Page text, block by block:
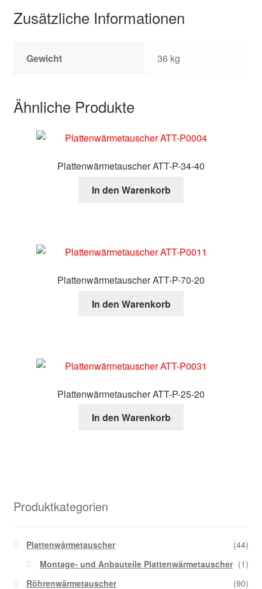
Zusätzliche Informationen
Gewicht 36 kg
Ähnliche Produkte
Plattenwärmetauscher ATT-P-34-40
In den Warenkorb
Plattenwärmetauscher ATT-P-70-20
In den Warenkorb
Plattenwärmetauscher ATT-P-25-20
In den Warenkorb
Produktkategorien
Plattenwärmetauscher
(44)
Montage- und Anbauteile Plattenwärmetauscher (1)
Röhrenwärmetauscher
(90)